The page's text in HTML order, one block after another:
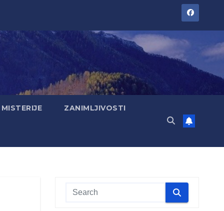
MISTERIJE ZANIMLJIVOSTI